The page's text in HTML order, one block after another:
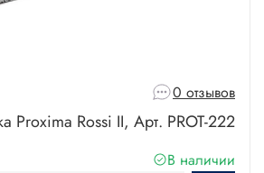
0 отзывов
Proxima Rossi II, Арт. PROT-222
В наличии